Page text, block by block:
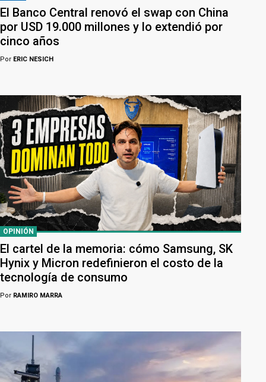
El Banco Central renovó el swap con China
por USD 19.000 millones y lo extendió por
cinco años
Por ERIC NESICH
OPINIÓN
El cartel de la memoria: cómo Samsung, SK
Hynix y Micron redefinieron el costo de la
tecnología de consumo
Por RAMIRO MARRA